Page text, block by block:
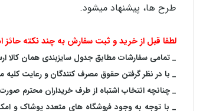
طرح ها، پیشنهاد میشود.
لطفا قبل از خرید و ثبت سفارش به چند نکته
_ تمامی سفارشات مطابق جدول سایزبندی همان کالا
_ با در نظر گرفتن حقوق مصرف کنندگان و رعایت کلیه
_ چنانچه انتخاب اشتباه از طرف خریداران محترم
_ با توجه به‌ وجود فروشگاه های متعدد‌ پوشاک و